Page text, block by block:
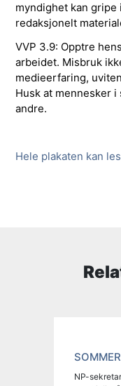
myndighet kan
redaksjonelt
VVP 3.9: Opptre
arbeidet. Misbruk
medieerfaring,
Husk at mennesker
andre.
Hele plakaten kan
NP-